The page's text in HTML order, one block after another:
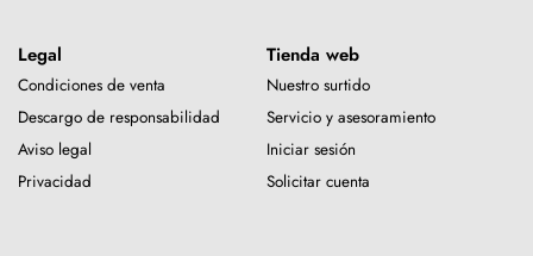
Legal
Condiciones de venta
Descargo de responsabilidad
Aviso legal
Privacidad
Tienda web
Nuestro surtido
Servicio y asesoramiento
Iniciar sesión
Solicitar cuenta